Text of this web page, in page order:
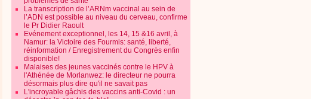
La transcription de l’ARNm vaccinal au sein de
l’ADN est possible au niveau du cerveau, confirme
le Pr Didier Raoult
Evénement exceptionnel, les 14, 15 &16 avril, à
Namur: la Victoire des Fourmis: santé, liberté,
réinformation / Enregistrement du Congrès enfin
disponible!
Malaises des jeunes vaccinés contre le HPV à
l'Athénée de Morlanwez: le directeur ne pourra
désormais plus dire qu'il ne savait pas
L'incroyable gâchis des vaccins anti-Covid : un